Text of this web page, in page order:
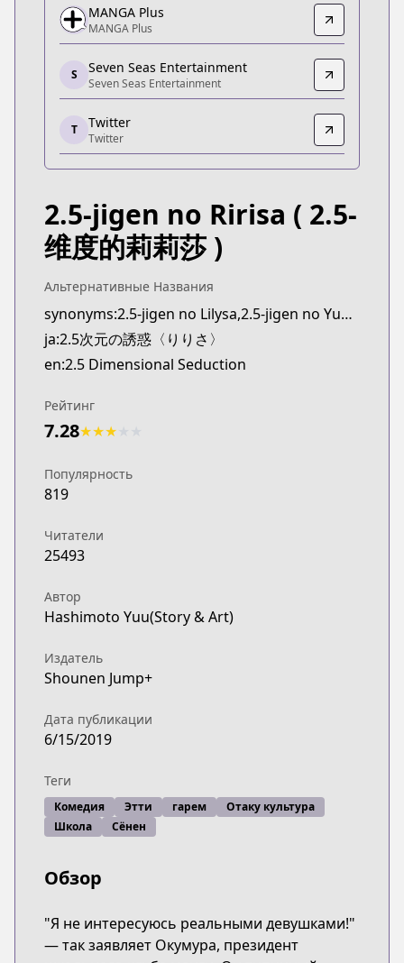
MANGA Plus
MANGA Plus
https://mangaplus.shueisha.co.jp/titles/300012
Seven Seas Entertainment
Seven Seas Entertainment
https://sevenseasentertainment.com/series/2-5-
Twitter
Twitter
VIZ
VIZ
https://www.shonenjump.com/ririsa/
Shonen Jump Plus
https://shonenjumpplus.com/episode/
MANGA Plus
MANGA Plus
S Seven Seas Entertainment
Seven Seas Entertainment
T Twitter
Twitter
2.5-jigen no Ririsa ( 2.5-
维度的莉莉莎 )
Альтернативные Названия
synonyms:2.5-jigen no Lilysa,2.5-jigen no Yuuwaku,Ririsa of 2.5 Dimension
ja:2.5次元の誘惑〈りりさ〉
en:2.5 Dimensional Seduction
Рейтинг
7.28★★★
Популярность
819
Читатели
25493
Автор
Hashimoto Yuu(Story & Art)
Издатель
Shounen Jump+
Дата публикации
6/15/2019
Теги
Комедия Этти гарем
Отаку культура
Школа
Сёнен
Обзор
"Я не интересуюсь реальными девушками!"
— так заявляет Окумура, президент